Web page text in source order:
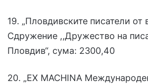
19. „Пловдивските писатели от
Сдружение ,,Дружество на
Пловдив“, сума: 2300,40
20. „EX MACHINA